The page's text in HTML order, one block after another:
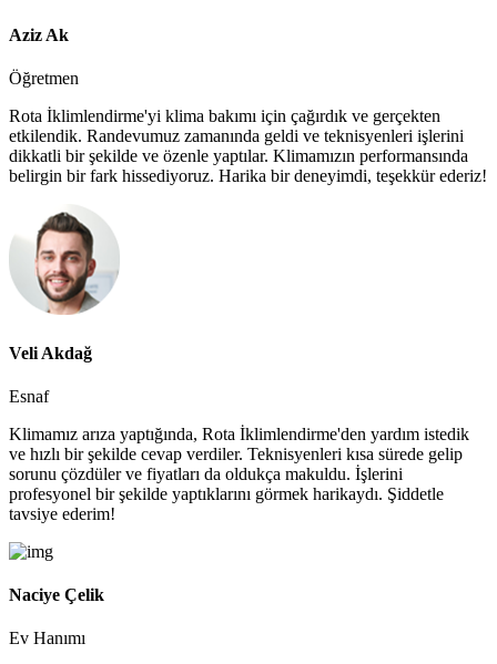
Aziz Ak
Öğretmen
Rota İklimlendirme'yi klima bakımı için çağırdık ve gerçekten
etkilendik. Randevumuz zamanında geldi ve teknisyenleri işlerini
dikkatli bir şekilde ve özenle yaptılar. Klimamızın performansında
belirgin bir fark hissediyoruz. Harika bir deneyimdi, teşekkür ederiz!
Veli Akdağ
Esnaf
Klimamız arıza yaptığında, Rota İklimlendirme'den yardım istedik
ve hızlı bir şekilde cevap verdiler. Teknisyenleri kısa sürede gelip
sorunu çözdüler ve fiyatları da oldukça makuldu. İşlerini
profesyonel bir şekilde yaptıklarını görmek harikaydı. Şiddetle
tavsiye ederim!
Naciye Çelik
Ev Hanımı